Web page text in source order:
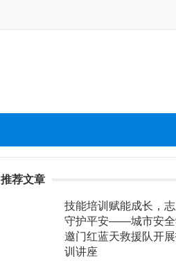
推荐文章
技能培训赋能成长，
守护平安——城市安全
邀门红蓝天救援队开
训讲座